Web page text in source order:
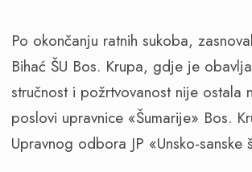
Po okončanju ratnih sukoba,
Bihać ŠU Bos. Krupa, gdje je
stručnost i požrtvovanost nije
poslovi upravnice «Šumarije» Bos.
Upravnog odbora JP «Unsko-sanske